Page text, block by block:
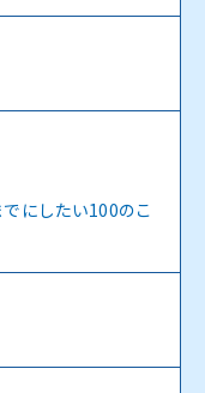
にしたい100のこ